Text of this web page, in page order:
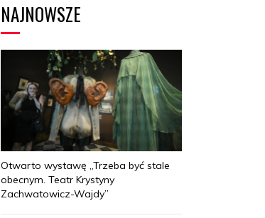
NAJNOWSZE
Otwarto wystawę „Trzeba być stale
obecnym. Teatr Krystyny
Zachwatowicz-Wajdy”